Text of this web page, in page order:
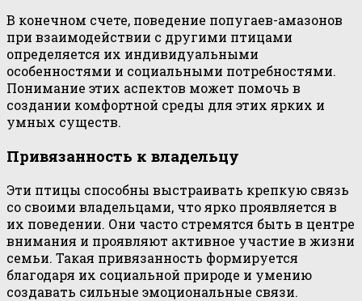
В конечном счете, поведение попугаев-амазонов
при взаимодействии с другими птицами
определяется их индивидуальными
особенностями и социальными потребностями.
Понимание этих аспектов может помочь в
создании комфортной среды для этих ярких и
умных существ.
Привязанность к владельцу
Эти птицы способны выстраивать крепкую связь
со своими владельцами, что ярко проявляется в
их поведении. Они часто стремятся быть в центре
внимания и проявляют активное участие в жизни
семьи. Такая привязанность формируется
благодаря их социальной природе и умению
создавать сильные эмоциональные связи.